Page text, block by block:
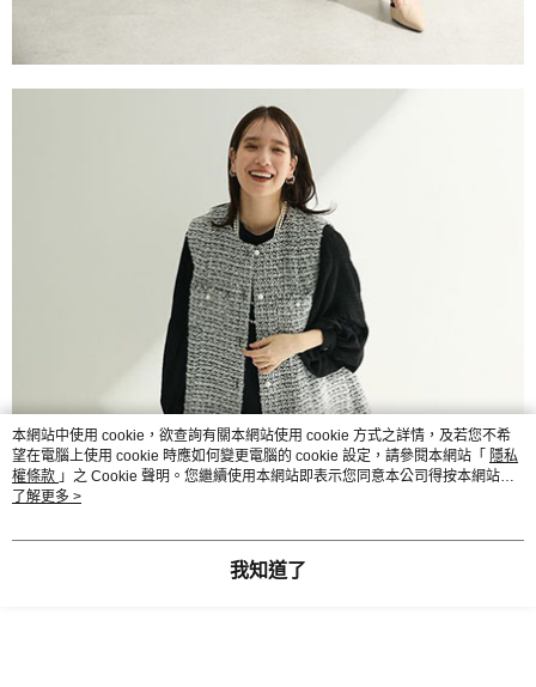
本網站中使用 cookie，欲查詢有關本網站使用 cookie 方式之詳情，及若您不希
望在電腦上使用 cookie 時應如何變更電腦的 cookie 設定，請參閱本網站「 隱私
權條款 」之 Cookie 聲明。您繼續使用本網站即表示您同意本公司得按本網站使
用條款之 Cookie 聲明使用 cookie。
了解更多 >
我知道了